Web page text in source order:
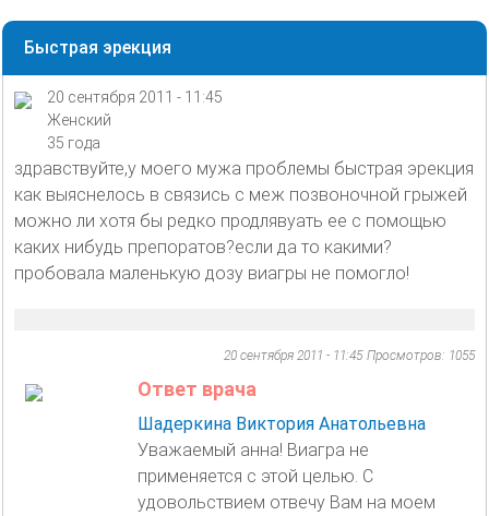
Быстрая эрекция
20 сентября 2011 - 11:45
Женский
35 года
здравствуйте,у моего мужа проблемы быстрая эрекция
как выяснелось в связись с меж позвоночной грыжей
можно ли хотя бы редко продлявуать ее с помощью
каких нибудь препоратов?если да то какими?
пробовала маленькую дозу виагры не помогло!
20 сентября 2011 - 11:45 Просмотров: 1055
Ответ врача
Шадеркина Виктория Анатольевна
Уважаемый анна! Виагра не
применяется с этой целью. С
удовольствием отвечу Вам на моем